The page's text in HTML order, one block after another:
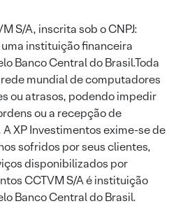
S/A, inscrita sob o CNPJ:
instituição financeira
Banco Central do Brasil.Toda
mundial de computadores
ou atrasos, podendo impedir
ou a recepção de
XP Investimentos exime-se de
sofridos por seus clientes,
disponibilizados por
CCTVM S/A é instituição
Banco Central do Brasil.